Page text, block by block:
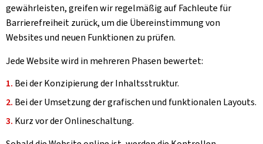
gewährleisten, greifen wir regelmäßig auf Fachleute für
Barrierefreiheit zurück, um die Übereinstimmung von
Websites und neuen Funktionen zu prüfen.
Jede Website wird in mehreren Phasen bewertet:
Bei der Konzipierung der Inhaltsstruktur.
Bei der Umsetzung der grafischen und funktionalen Layouts.
Kurz vor der Onlineschaltung.